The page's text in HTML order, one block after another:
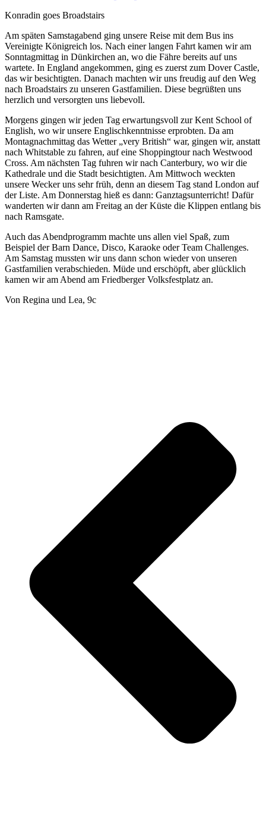
Konradin goes Broadstairs
Am späten Samstagabend ging unsere Reise mit dem Bus ins
Vereinigte Königreich los. Nach einer langen Fahrt kamen wir am
Sonntagmittag in Dünkirchen an, wo die Fähre bereits auf uns
wartete. In England angekommen, ging es zuerst zum Dover Castle,
das wir besichtigten. Danach machten wir uns freudig auf den Weg
nach Broadstairs zu unseren Gastfamilien. Diese begrüßten uns
herzlich und versorgten uns liebevoll.
Morgens gingen wir jeden Tag erwartungsvoll zur Kent School of
English, wo wir unsere Englischkenntnisse erprobten. Da am
Montagnachmittag das Wetter „very British“ war, gingen wir, anstatt
nach Whitstable zu fahren, auf eine Shoppingtour nach Westwood
Cross. Am nächsten Tag fuhren wir nach Canterbury, wo wir die
Kathedrale und die Stadt besichtigten. Am Mittwoch weckten
unsere Wecker uns sehr früh, denn an diesem Tag stand London auf
der Liste. Am Donnerstag hieß es dann: Ganztagsunterricht! Dafür
wanderten wir dann am Freitag an der Küste die Klippen entlang bis
nach Ramsgate.
Auch das Abendprogramm machte uns allen viel Spaß, zum
Beispiel der Barn Dance, Disco, Karaoke oder Team Challenges.
Am Samstag mussten wir uns dann schon wieder von unseren
Gastfamilien verabschieden. Müde und erschöpft, aber glücklich
kamen wir am Abend am Friedberger Volksfestplatz an.
Von Regina und Lea, 9c